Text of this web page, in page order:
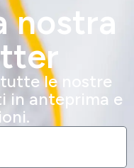
nostra
le nostre
in anteprima e